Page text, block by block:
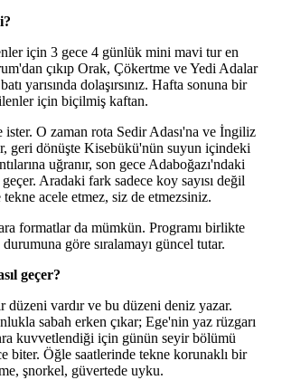
için 3 gece 4 günlük mini mavi tur en
çıkıp Orak, Çökertme ve Yedi Adalar
yarısında dolaşırsınız. Hafta sonuna bir
için biçilmiş kaftan.
ister. O zaman rota Sedir Adası'na ve İngiliz
geri dönüşte Kisebükü'nün suyun içindeki
uğranır, son gece Adaboğazı'ndaki
Aradaki fark sadece koy sayısı değil
acele etmez, siz de etmezsiniz.
formatlar da mümkün. Programı birlikte
göre sıralamayı güncel tutar.
geçer?
vardır ve bu düzeni deniz yazar.
sabah erken çıkar; Ege'nin yaz rüzgarı
kuvvetlendiği için günün seyir bölümü
biter. Öğle saatlerinde tekne korunaklı bir
şnorkel, güvertede uyku.